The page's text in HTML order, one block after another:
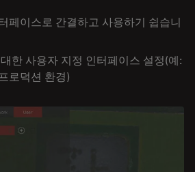
페이스로 간결하고 사용하기 쉽습니
한 사용자 지정 인터페이스 설정(예:
로덕션 환경)